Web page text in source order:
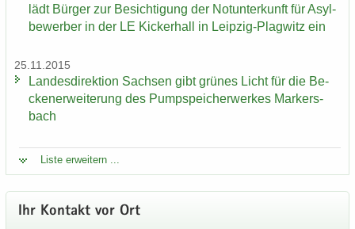
lädt Bür­ger zur Be­sich­ti­gung der Not­un­ter­kunft für Asyl­
be­wer­ber in der LE Ki­cker­hall in Leipzig-​Plagwitz ein
25.11.2015
Lan­des­di­rek­ti­on Sach­sen gibt grü­nes Licht für die Be­
cken­er­wei­te­rung des Pump­spei­cher­wer­kes Mar­kers­
bach
Liste er­wei­tern ...
Ihr Kon­takt vor Ort